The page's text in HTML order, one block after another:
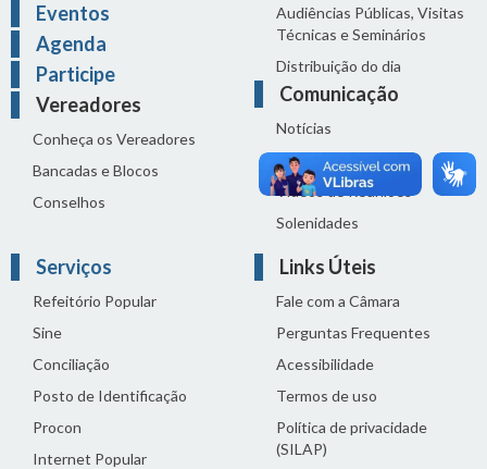
Eventos
Agenda
Participe
Vereadores
Conheça os Vereadores
Bancadas e Blocos
Conselhos
Audiências Públicas, Visitas
Técnicas e Seminários
Distribuição do dia
Comunicação
Notícias
Sala de Imprensa
Vídeos de Reuniões
Solenidades
Serviços
Refeitório Popular
Sine
Conciliação
Posto de Identificação
Procon
Internet Popular
Links Úteis
Fale com a Câmara
Perguntas Frequentes
Acessibilidade
Termos de uso
Política de privacidade
(SILAP)